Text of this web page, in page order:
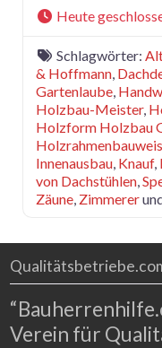
Heute
Schlagwörter:
& Hoffmann,
Gartenlaube,
Holzbau-Meister,
Holzform Holzbau
Innenausbau, Knauf,
von Dachstühlen,
Zäune, Zimmerer
Verein für